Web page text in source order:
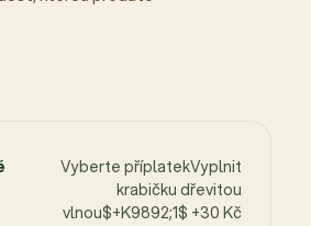
Vyberte příplatekVyplnit
krabičku dřevitou
vlnou$+K9892;1$ +30 Kč